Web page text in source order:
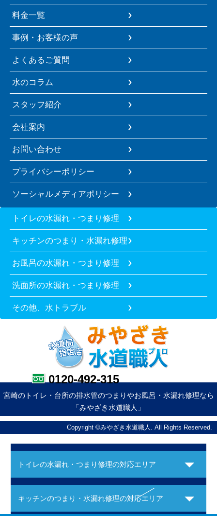
料金一覧
事例・お客様の声
よくあるご質問
水のコラム
スタッフ紹介
会社案内
お問い合わせ
プライバシーポリシー
ソーシャルメディアポリシー
トイレの水漏れ・つまり修理
キッチンのつまり・水漏れ修理
お風呂の水漏れ・つまり修理
洗面所の水漏れ・つまり修理
その他、水トラブル
0120-492-315
宮崎のトイレ・台所の排水管のつまりやお風呂・水漏れ修理なら
「みやざき水道職人」
Copyright ©みやざき水道職人. All Rights Reserved.
トイレの水漏れ・つまり修理の対応エリア
キッチンのつまり・水漏れ修理の対応エリア